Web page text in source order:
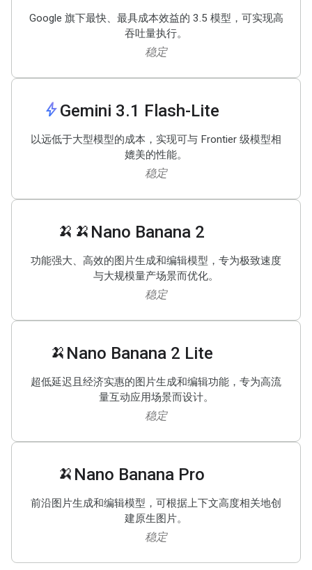
Google 旗下最快、最具成本效益的 3.5 模型，可实现高
吞吐量执行。
稳定
boltGemini 3.1 Flash-Lite
以远低于大型模型的成本，实现可与 Frontier 级模型相
媲美的性能。
稳定
🍌🍌 Nano Banana 2
功能强大、高效的图片生成和编辑模型，专为极致速度
与大规模量产场景而优化。
稳定
🍌 Nano Banana 2 Lite
超低延迟且经济实惠的图片生成和编辑功能，专为高流
量互动应用场景而设计。
稳定
🍌 Nano Banana Pro
前沿图片生成和编辑模型，可根据上下文高度相关地创
建原生图片。
稳定